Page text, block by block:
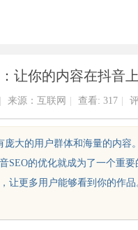
让你的内容在抖音
来源：互联网 查看: 317
大的用户群体和海量的内
的优化就成为了一个重
让更多用户能够看到你的作